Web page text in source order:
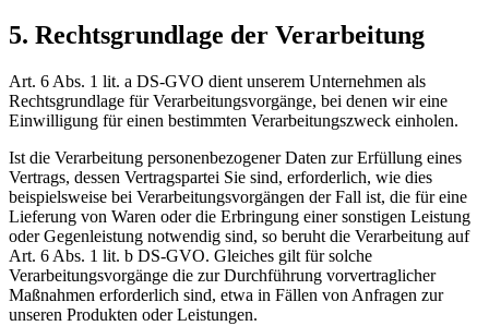
5. Rechtsgrundlage der Verarbeitung
Art. 6 Abs. 1 lit. a DS-GVO dient unserem Unternehmen als
Rechtsgrundlage für Verarbeitungsvorgänge, bei denen wir eine
Einwilligung für einen bestimmten Verarbeitungszweck einholen.
Ist die Verarbeitung personenbezogener Daten zur Erfüllung eines
Vertrags, dessen Vertragspartei Sie sind, erforderlich, wie dies
beispielsweise bei Verarbeitungsvorgängen der Fall ist, die für eine
Lieferung von Waren oder die Erbringung einer sonstigen Leistung
oder Gegenleistung notwendig sind, so beruht die Verarbeitung auf
Art. 6 Abs. 1 lit. b DS-GVO. Gleiches gilt für solche
Verarbeitungsvorgänge die zur Durchführung vorvertraglicher
Maßnahmen erforderlich sind, etwa in Fällen von Anfragen zur
unseren Produkten oder Leistungen.